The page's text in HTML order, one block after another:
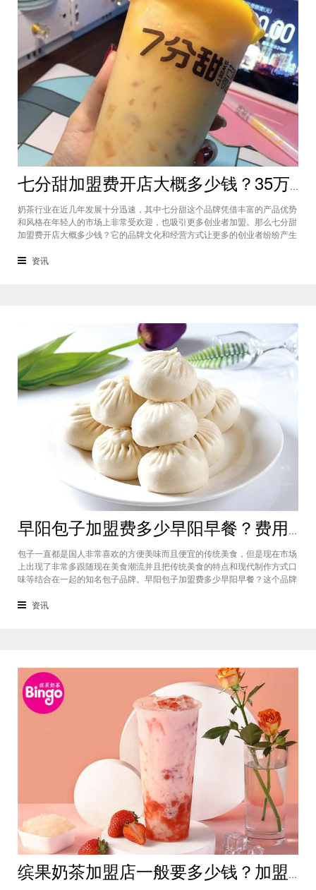
七分甜加盟费开店大概多少钱？35万元就能创业潜力无穷
奶茶行业在近几年发展十分迅速，其中七分甜这个品牌凭借丰富的产品优势
和风格在年轻人的市场上非常受欢迎，也吸引更多创业者加盟。那么七分甜
加盟费开店大概多少钱？它的品牌文化和经营方式让更多的创业者纷纷产生
创业潜力无穷。七分甜加盟费开店大概多少钱？这个奶茶品牌在不同的城市
资讯
早阳包子加盟费多少早阳早餐？费用规划基本在10万元左右即可
包子一直都是国人非常喜欢的方便美味而且便宜的传统美食，但是现在市场
上出现了非常多跟随现在美食潮流并且把传统美食的特点和现代制作方式口
味等结合在一起的知名包子品牌。早阳包子加盟费多少早阳早餐？这个品牌
色，而且加盟费也是有系统的规划，早阳包子加盟基本在10万元左右即可。
资讯
缤果奶茶加盟店一般要多少钱？加盟费4万元总体开店费用仅需20万